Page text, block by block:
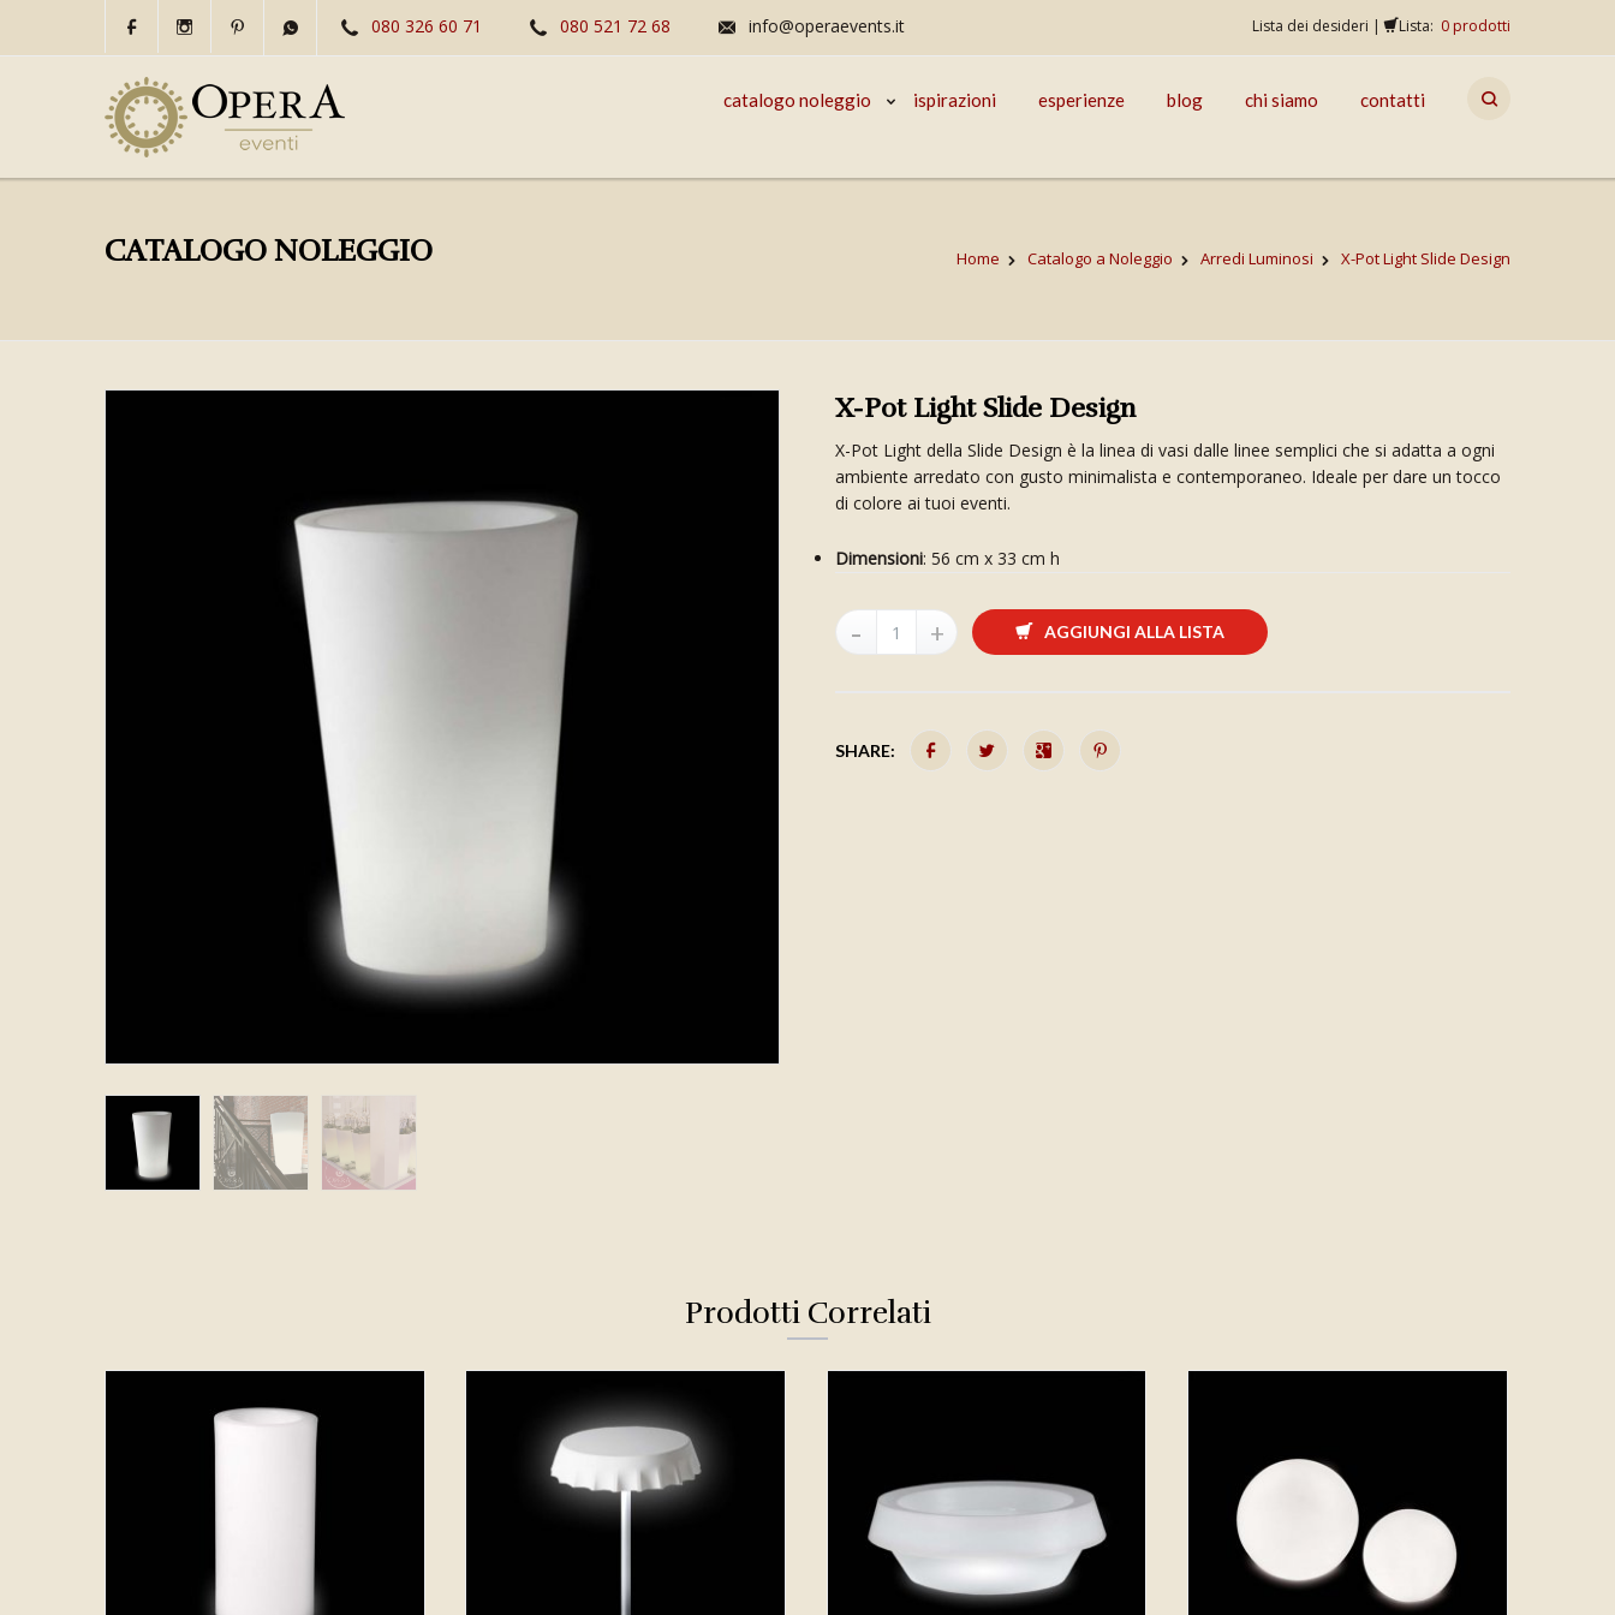
080 326 60 71 080 521 72 68 info@operaevents.it Lista dei desideri | Lista: 0 prodotti
catalogo noleggio ispirazioni esperienze blog chi siamo contatti
CATALOGO NOLEGGIO Home Catalogo a Noleggio Arredi Luminosi X-Pot Light Slide Design
X-Pot Light Slide Design
X-Pot Light della Slide Design è la linea di vasi dalle linee semplici che si adatta a ogni
ambiente arredato con gusto minimalista e contemporaneo. Ideale per dare un tocco
di colore ai tuoi eventi.
Dimensioni: 56 cm x 33 cm h
AGGIUNGI ALLA LISTA
SHARE:
Prodotti Correlati